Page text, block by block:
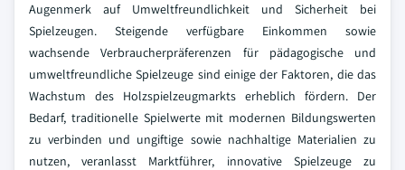
Augenmerk auf Umweltfreundlichkeit und Sicherheit bei
Spielzeugen. Steigende verfügbare Einkommen sowie
wachsende Verbraucherpräferenzen für pädagogische und
umweltfreundliche Spielzeuge sind einige der Faktoren, die das
Wachstum des Holzspielzeugmarkts erheblich fördern. Der
Bedarf, traditionelle Spielwerte mit modernen Bildungswerten
zu verbinden und ungiftige sowie nachhaltige Materialien zu
nutzen, veranlasst Marktführer, innovative Spielzeuge zu